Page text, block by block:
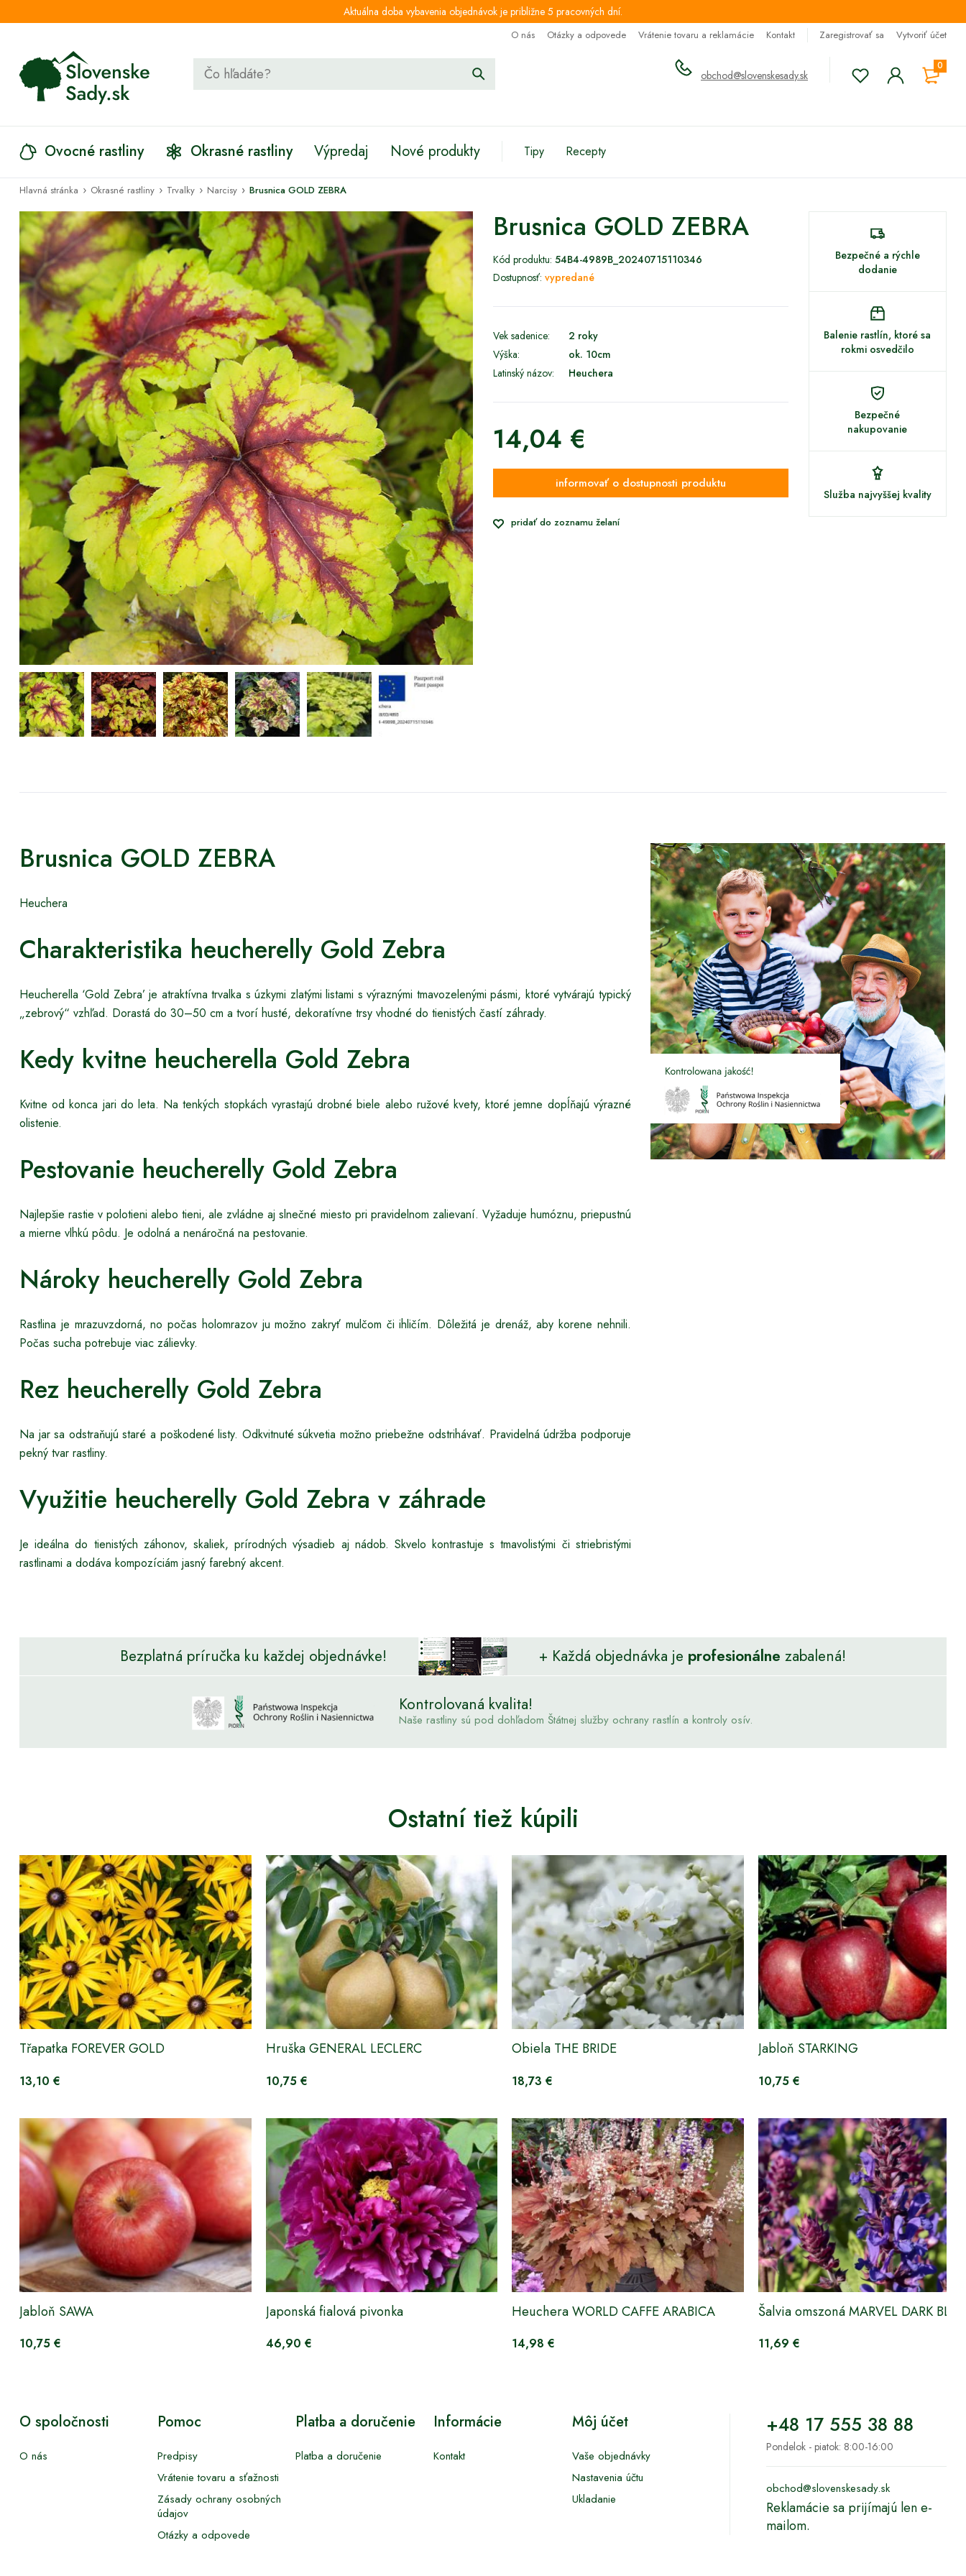
Aktuálna doba vybavenia objednávok je približne 5 pracovných dní.
O nás Otázky a odpovede Vrátenie tovaru a reklamácie Kontakt Zaregistrovať sa Vytvoriť účet
0
obchod@slovenskesady.sk
Ovocné rastliny Okrasné rastliny Výpredaj Nové produkty Tipy Recepty
Hlavná stránka › Okrasné rastliny › Trvalky › Narcisy › Brusnica GOLD ZEBRA
Brusnica GOLD ZEBRA
Kód produktu: 54B4-4989B_20240715110346
Dostupnosť: vypredané
Vek sadenice:
2 roky
Výška:
ok. 10cm
Latinský názov:
Heuchera
14,04 €
informovať o dostupnosti produktu
pridať do zoznamu želaní
Bezpečné a rýchle
dodanie
Balenie rastlín, ktoré sa
rokmi osvedčilo
Bezpečné
nakupovanie
Služba najvyššej kvality
Brusnica GOLD ZEBRA
Heuchera
Charakteristika heucherelly Gold Zebra
Heucherella ‘Gold Zebra’ je atraktívna trvalka s úzkymi zlatými listami s výraznými tmavozelenými pásmi, ktoré vytvárajú typický
„zebrový“ vzhľad. Dorastá do 30–50 cm a tvorí husté, dekoratívne trsy vhodné do tienistých častí záhrady.
Kedy kvitne heucherella Gold Zebra
Kvitne od konca jari do leta. Na tenkých stopkách vyrastajú drobné biele alebo ružové kvety, ktoré jemne dopĺňajú výrazné
olistenie.
Pestovanie heucherelly Gold Zebra
Najlepšie rastie v polotieni alebo tieni, ale zvládne aj slnečné miesto pri pravidelnom zalievaní. Vyžaduje humóznu, priepustnú
a mierne vlhkú pôdu. Je odolná a nenáročná na pestovanie.
Nároky heucherelly Gold Zebra
Rastlina je mrazuvzdorná, no počas holomrazov ju možno zakryť mulčom či ihličím. Dôležitá je drenáž, aby korene nehnili.
Počas sucha potrebuje viac zálievky.
Rez heucherelly Gold Zebra
Na jar sa odstraňujú staré a poškodené listy. Odkvitnuté súkvetia možno priebežne odstrihávať. Pravidelná údržba podporuje
pekný tvar rastliny.
Využitie heucherelly Gold Zebra v záhrade
Je ideálna do tienistých záhonov, skaliek, prírodných výsadieb aj nádob. Skvelo kontrastuje s tmavolistými či striebristými
rastlinami a dodáva kompozíciám jasný farebný akcent.
Bezplatná príručka ku každej objednávke! + Každá objednávka je profesionálne zabalená!
Kontrolovaná kvalita!
Naše rastliny sú pod dohľadom Štátnej služby ochrany rastlín a kontroly osív.
Ostatní tiež kúpili
Třapatka FOREVER GOLD
13,10 €
Hruška GENERAL LECLERC
10,75 €
Obiela THE BRIDE
18,73 €
Jabloň STARKING
10,75 €
Jabloň SAWA
10,75 €
Japonská fialová pivonka
46,90 €
Heuchera WORLD CAFFE ARABICA
14,98 €
Šalvia omszoná MARVEL DARK BLUE
11,69 €
O spoločnosti
O nás
Pomoc
Predpisy
Vrátenie tovaru a sťažnosti
Zásady ochrany osobných
údajov
Otázky a odpovede
Platba a doručenie
Platba a doručenie
Informácie
Kontakt
Môj účet
Vaše objednávky
Nastavenia účtu
Ukladanie
+48 17 555 38 88
Pondelok - piatok: 8:00-16:00
obchod@slovenskesady.sk
Reklamácie sa prijímajú len e-
mailom.